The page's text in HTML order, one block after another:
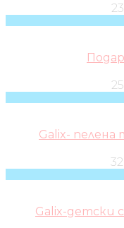
Galix- пелена
Galix-детски